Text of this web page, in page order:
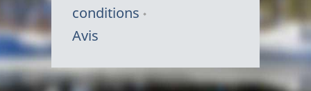
conditions
Avis
Symbole
du